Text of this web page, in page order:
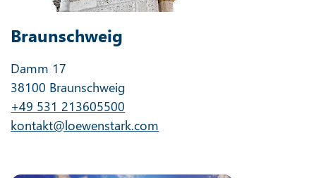
Braunschweig
Damm 17
38100 Braunschweig
+49 531 213605500
kontakt@loewenstark.com